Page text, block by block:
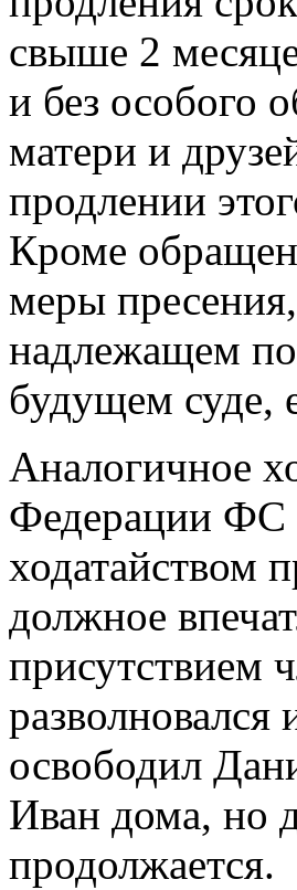
свыше 2
и без особого
матери и
продлении
Кроме
меры
надлежащем
будущем суде,
Aналогичное
Федерации
ходатайством
должное
присутствием
разволновался
освободил
Иван дома, но
продолжается.